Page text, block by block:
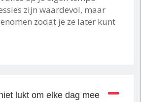
zijn waardevol, maar
zodat je ze later kunt
lukt om elke dag mee